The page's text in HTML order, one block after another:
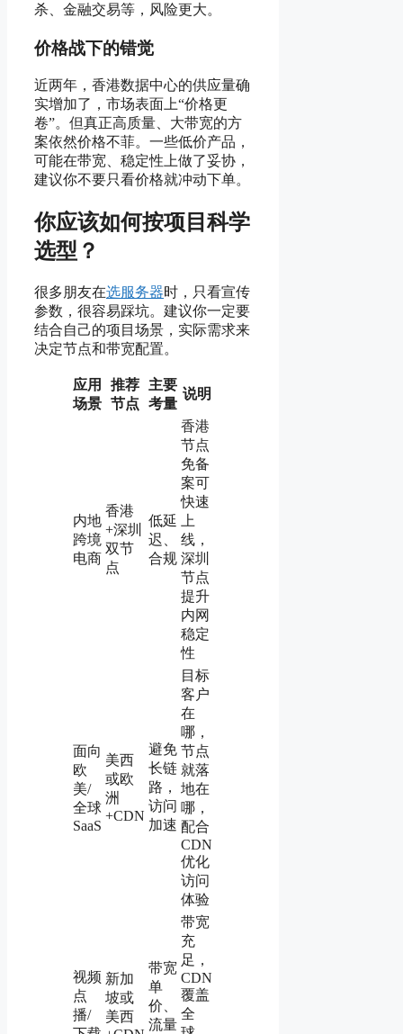
杀、金融交易等，风险更大。
价格战下的错觉
近两年，香港数据中心的供应量确
实增加了，市场表面上“价格更
卷”。但真正高质量、大带宽的方
案依然价格不菲。一些低价产品，
可能在带宽、稳定性上做了妥协，
建议你不要只看价格就冲动下单。
你应该如何按项目科学
选型？
很多朋友在选服务器时，只看宣传
参数，很容易踩坑。建议你一定要
结合自己的项目场景，实际需求来
决定节点和带宽配置。
应用
场景
推荐
节点
主要
考量
说明
内地
跨境
电商
香港
+深圳
双节
点
低延
迟、
合规
香港
节点
免备
案可
快速
上
线，
深圳
节点
提升
内网
稳定
性
面向
欧
美/
全球
SaaS
美西
或欧
洲
+CDN
避免
长链
路，
访问
加速
目标
客户
在
哪，
节点
就落
地在
哪，
配合
CDN
优化
访问
体验
视频
点
播/
新加
坡或
美西
带宽
单
价、
流量
带宽
充
足，
CDN
覆盖
全